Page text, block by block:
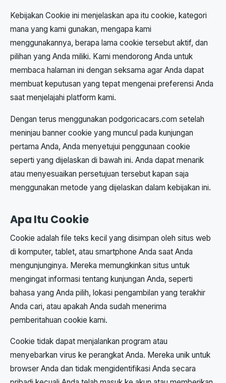
Kebijakan Cookie ini menjelaskan apa itu cookie, kategori
mana yang kami gunakan, mengapa kami
menggunakannya, berapa lama cookie tersebut aktif, dan
pilihan yang Anda miliki. Kami mendorong Anda untuk
membaca halaman ini dengan seksama agar Anda dapat
membuat keputusan yang tepat mengenai preferensi Anda
saat menjelajahi platform kami.
Dengan terus menggunakan podgoricacars.com setelah
meninjau banner cookie yang muncul pada kunjungan
pertama Anda, Anda menyetujui penggunaan cookie
seperti yang dijelaskan di bawah ini. Anda dapat menarik
atau menyesuaikan persetujuan tersebut kapan saja
menggunakan metode yang dijelaskan dalam kebijakan ini.
Apa Itu Cookie
Cookie adalah file teks kecil yang disimpan oleh situs web
di komputer, tablet, atau smartphone Anda saat Anda
mengunjunginya. Mereka memungkinkan situs untuk
mengingat informasi tentang kunjungan Anda, seperti
bahasa yang Anda pilih, lokasi pengambilan yang terakhir
Anda cari, atau apakah Anda sudah menerima
pemberitahuan cookie kami.
Cookie tidak dapat menjalankan program atau
menyebarkan virus ke perangkat Anda. Mereka unik untuk
browser Anda dan tidak mengidentifikasi Anda secara